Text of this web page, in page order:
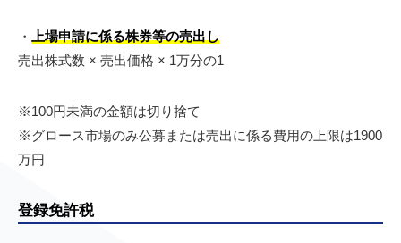
・ 上場申請に係る株券等の売出し
売出株式数 × 売出価格 × 1万分の1
※100円未満の金額は切り捨て
※グロース市場のみ公募または売出に係る費用の上限は1900
万円
登録免許税